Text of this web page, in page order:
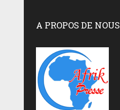
A PROPOS DE NOUS